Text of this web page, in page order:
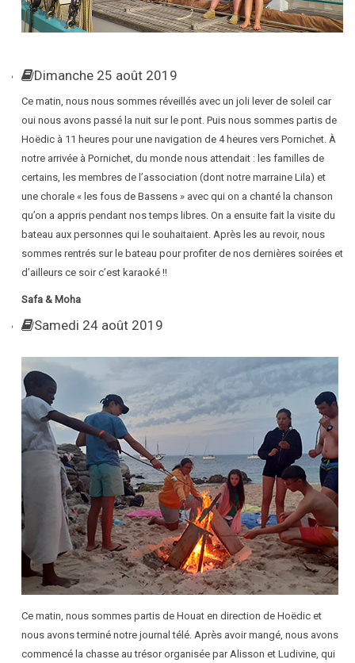
Dimanche 25 août 2019
Ce matin, nous nous sommes réveillés avec un joli lever de soleil car
oui nous avons passé la nuit sur le pont. Puis nous sommes partis de
Hoëdic à 11 heures pour une navigation de 4 heures vers Pornichet. À
notre arrivée à Pornichet, du monde nous attendait : les familles de
certains, les membres de l’association (dont notre marraine Lila) et
une chorale « les fous de Bassens » avec qui on a chanté la chanson
qu’on a appris pendant nos temps libres. On a ensuite fait la visite du
bateau aux personnes qui le souhaitaient. Après les au revoir, nous
sommes rentrés sur le bateau pour profiter de nos dernières soirées et
d’ailleurs ce soir c’est karaoké !!
Safa & Moha
Samedi 24 août 2019
Ce matin, nous sommes partis de Houat en direction de Hoëdic et
nous avons terminé notre journal télé. Après avoir mangé, nous avons
commencé la chasse au trésor organisée par Alisson et Ludivine, qui